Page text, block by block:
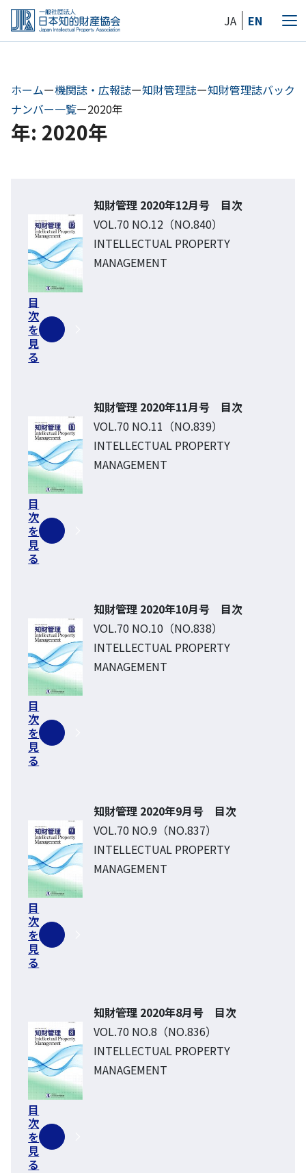
Skip
the
JA EN
メ
ー
ホームー機関誌・広報誌ー知財管理誌ー知財管理誌バック
ナンバー一覧ー2020年
年: 2020年
知財管理 2020年12月号 目次
VOL.70 NO.12（NO.840）
INTELLECTUAL PROPERTY
MANAGEMENT
目
次
を
見
る
知財管理 2020年11月号 目次
VOL.70 NO.11（NO.839）
INTELLECTUAL PROPERTY
MANAGEMENT
目
次
を
見
る
知財管理 2020年10月号 目次
VOL.70 NO.10（NO.838）
INTELLECTUAL PROPERTY
MANAGEMENT
目
次
を
見
る
知財管理 2020年9月号 目次
VOL.70 NO.9（NO.837）
INTELLECTUAL PROPERTY
MANAGEMENT
目
次
を
見
る
知財管理 2020年8月号 目次
VOL.70 NO.8（NO.836）
INTELLECTUAL PROPERTY
MANAGEMENT
目
次
を
見
る